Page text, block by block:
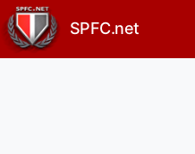
SPFC.net